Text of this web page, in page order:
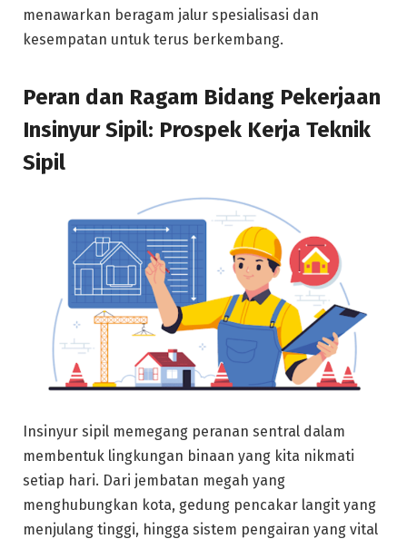
menawarkan beragam jalur spesialisasi dan
kesempatan untuk terus berkembang.
Peran dan Ragam Bidang Pekerjaan
Insinyur Sipil: Prospek Kerja Teknik
Sipil
Insinyur sipil memegang peranan sentral dalam
membentuk lingkungan binaan yang kita nikmati
setiap hari. Dari jembatan megah yang
menghubungkan kota, gedung pencakar langit yang
menjulang tinggi, hingga sistem pengairan yang vital